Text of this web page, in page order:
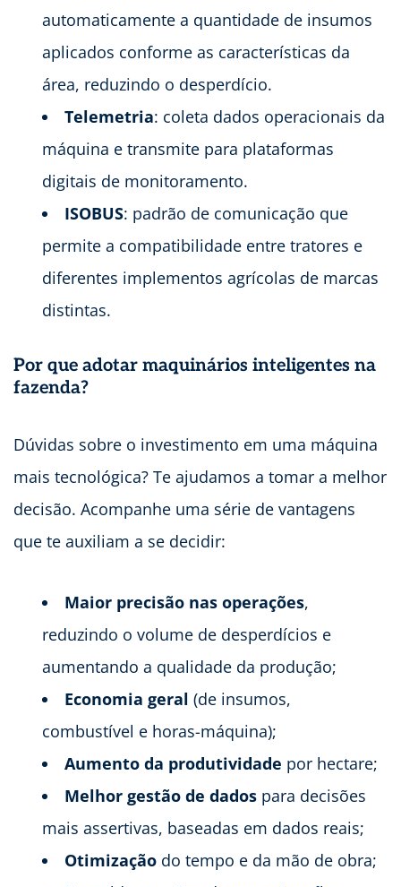
automaticamente a quantidade de insumos
aplicados conforme as características da
área, reduzindo o desperdício.
Telemetria: coleta dados operacionais da
máquina e transmite para plataformas
digitais de monitoramento.
ISOBUS: padrão de comunicação que
permite a compatibilidade entre tratores e
diferentes implementos agrícolas de marcas
distintas.
Por que adotar maquinários inteligentes na
fazenda?
Dúvidas sobre o investimento em uma máquina
mais tecnológica? Te ajudamos a tomar a melhor
decisão. Acompanhe uma série de vantagens
que te auxiliam a se decidir:
Maior precisão nas operações,
reduzindo o volume de desperdícios e
aumentando a qualidade da produção;
Economia geral (de insumos,
combustível e horas-máquina);
Aumento da produtividade por hectare;
Melhor gestão de dados para decisões
mais assertivas, baseadas em dados reais;
Otimização do tempo e da mão de obra;